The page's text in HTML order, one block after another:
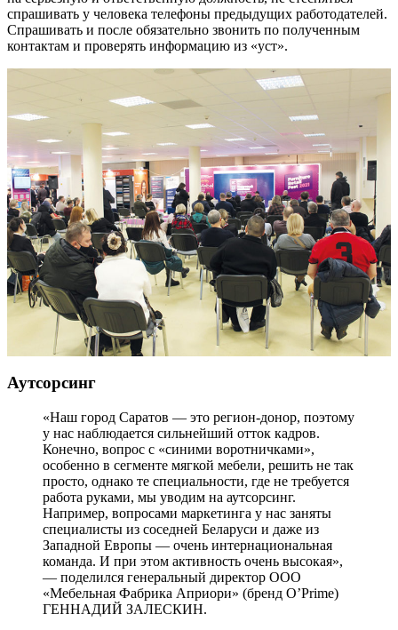
спрашивать у человека телефоны предыдущих работодателей.
Спрашивать и после обязательно звонить по полученным
контактам и проверять информацию из «уст».
Аутсорсинг
«Наш город Саратов — это регион-донор, поэтому
у нас наблюдается сильнейший отток кадров.
Конечно, вопрос с «синими воротничками»,
особенно в сегменте мягкой мебели, решить не так
просто, однако те специальности, где не требуется
работа руками, мы уводим на аутсорсинг.
Например, вопросами маркетинга у нас заняты
специалисты из соседней Беларуси и даже из
Западной Европы — очень интернациональная
команда. И при этом активность очень высокая»,
— поделился генеральный директор ООО
«Мебельная Фабрика Априори» (бренд O’Prime)
ГЕННАДИЙ ЗАЛЕСКИН.